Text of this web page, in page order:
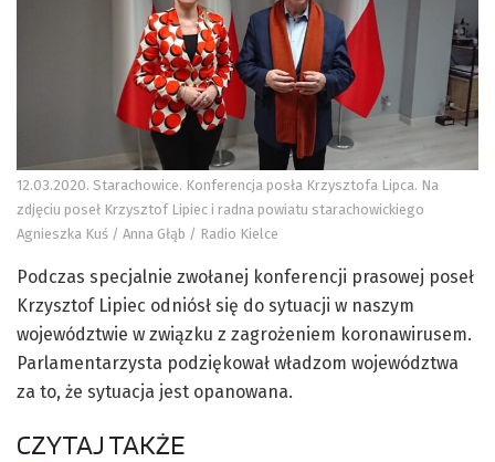
12.03.2020. Starachowice. Konferencja posła Krzysztofa Lipca. Na
zdjęciu poseł Krzysztof Lipiec i radna powiatu starachowickiego
Agnieszka Kuś / Anna Głąb / Radio Kielce
Podczas specjalnie zwołanej konferencji prasowej poseł
Krzysztof Lipiec odniósł się do sytuacji w naszym
województwie w związku z zagrożeniem koronawirusem.
Parlamentarzysta podziękował władzom województwa
za to, że sytuacja jest opanowana.
CZYTAJ TAKŻE